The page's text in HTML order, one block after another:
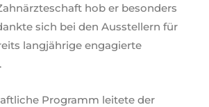
hob er besonders
sich bei den Ausstellern für
langjährige engagierte
Programm leitete der